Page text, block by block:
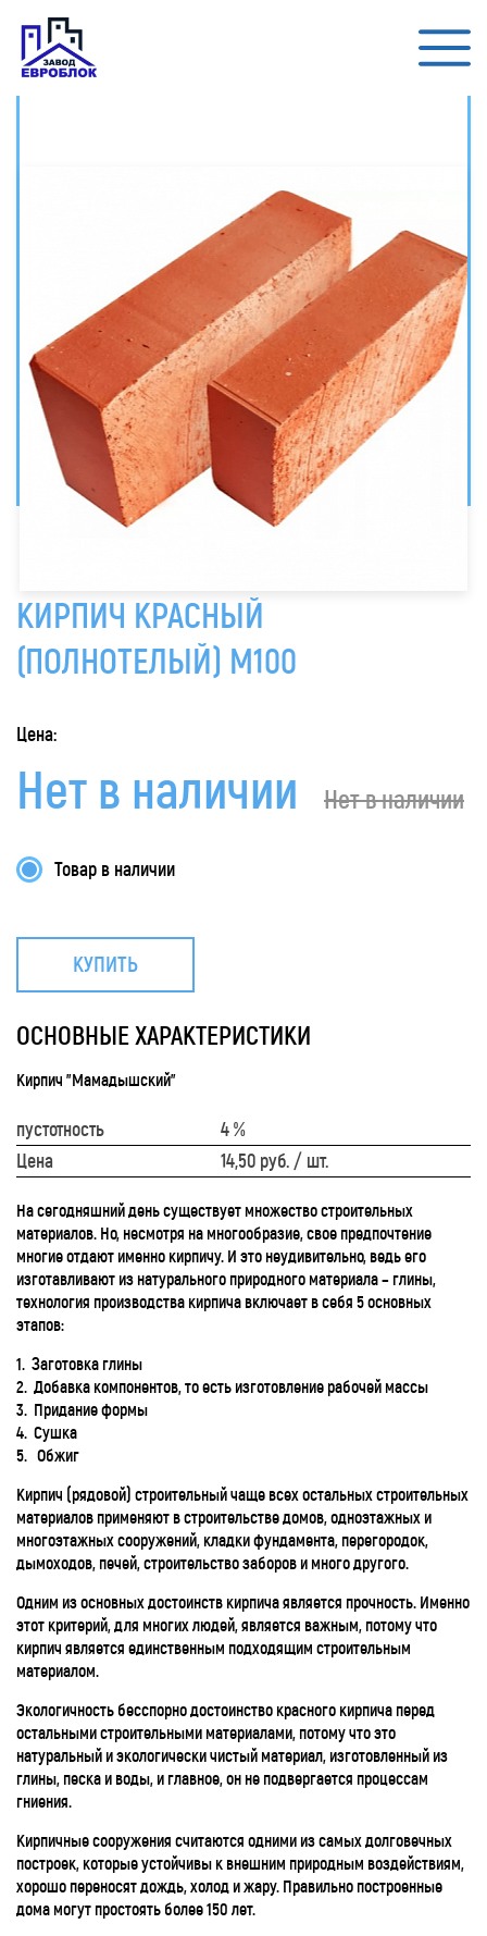
КИРПИЧ КРАСНЫЙ
(ПОЛНОТЕЛЫЙ) М100
Цена:
Нет в наличии Нет в наличии
Товар в наличии
КУПИТЬ
ОСНОВНЫЕ ХАРАКТЕРИСТИКИ
Кирпич "Мамадышский"
пустотность
4 %
Цена
14,50 руб. / шт.
На сегодняшний день существует множество строительных
материалов. Но, несмотря на многообразие, свое предпочтение
многие отдают именно кирпичу. И это неудивительно, ведь его
изготавливают из натурального природного материала – глины,
технология производства кирпича включает в себя 5 основных
этапов:
1. Заготовка глины
2. Добавка компонентов, то есть изготовление рабочей массы
3. Придание формы
4. Сушка
5. Обжиг
Кирпич (рядовой) строительный чаще всех остальных строительных
материалов применяют в строительстве домов, одноэтажных и
многоэтажных сооружений, кладки фундамента, перегородок,
дымоходов, печей, строительство заборов и много другого.
Одним из основных достоинств кирпича является прочность. Именно
этот критерий, для многих людей, является важным, потому что
кирпич является единственным подходящим строительным
материалом.
Экологичность бесспорно достоинство красного кирпича перед
остальными строительными материалами, потому что это
натуральный и экологически чистый материал, изготовленный из
глины, песка и воды, и главное, он не подвергается процессам
гниения.
Кирпичные сооружения считаются одними из самых долговечных
построек, которые устойчивы к внешним природным воздействиям,
хорошо переносят дождь, холод и жару. Правильно построенные
дома могут простоять более 150 лет.